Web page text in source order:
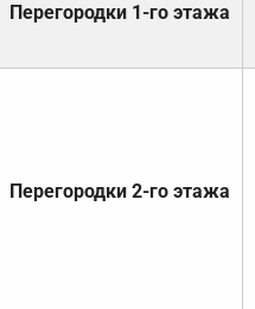
Перегородки 1-го этажа
Перегородки 2-го этажа